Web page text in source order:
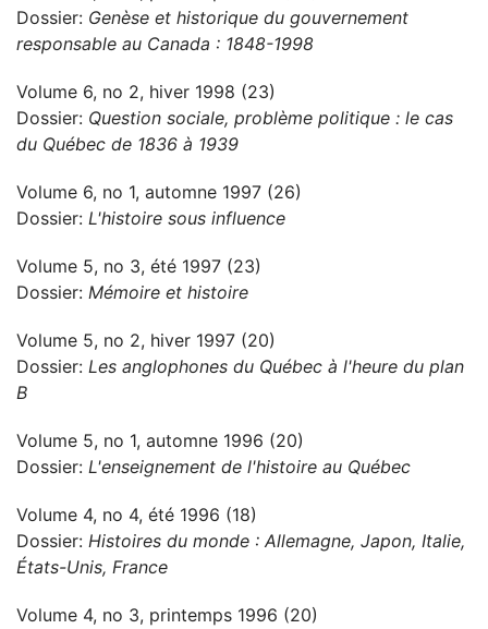
Dossier: Genèse et historique du gouvernement
responsable au Canada : 1848-1998
Volume 6, no 2, hiver 1998 (23)
Dossier: Question sociale, problème politique : le cas
du Québec de 1836 à 1939
Volume 6, no 1, automne 1997 (26)
Dossier: L'histoire sous influence
Volume 5, no 3, été 1997 (23)
Dossier: Mémoire et histoire
Volume 5, no 2, hiver 1997 (20)
Dossier: Les anglophones du Québec à l'heure du plan
B
Volume 5, no 1, automne 1996 (20)
Dossier: L'enseignement de l'histoire au Québec
Volume 4, no 4, été 1996 (18)
Dossier: Histoires du monde : Allemagne, Japon, Italie,
États-Unis, France
Volume 4, no 3, printemps 1996 (20)